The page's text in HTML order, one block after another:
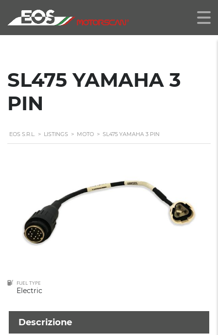
SL475 YAMAHA 3
PIN
EOS S.R.L. > LISTINGS > MOTO > SL475 YAMAHA 3 PIN
FUEL TYPE
Electric
Descrizione